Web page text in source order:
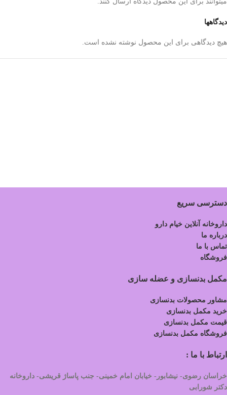
دیدگاهها
هیچ دیدگاهی برای این محصول نوشته نشده است.
دسترسی سریع
داروخانه آنلاین خیام دارو
درباره ما
تماس با ما
فروشگاه
مکمل بدنسازی و عضله سازی
مشاور محصولات بدنسازی
خرید مکمل بدنسازی
قیمت مکمل بدنسازی
فروشگاه مکمل بدنسازی
ارتباط با ما :
خراسان رضوی- نیشابور- خیابان امام خمینی- جنب پاساژ قریشی- داروخانه
دکتر شورابی